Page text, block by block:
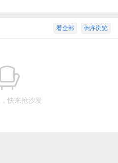
倒序浏览
看全部
快来抢沙发